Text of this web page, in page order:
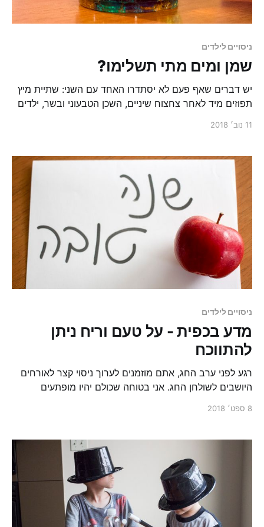
ניסויים לילדים
שמן ומים מתי תשלימו?
יש דברים שאף פעם לא יסתדרו האחד עם השני: שתיית מיץ
תפוזים מיד לאחר צחצוח שיניים, השכן הטבעוני ובשר, ילדים
11 נוב׳ 2018
ניסויים לילדים
מדע בכפית - על טעם וריח ניתן
להתווכח
רגע לפני ערב החג, אתם מוזמנים לערוך ניסוי קצר לאורחים
היושבים לשולחן החג. אני בטוחה שכולם יהיו מופתעים
8 ספט׳ 2018